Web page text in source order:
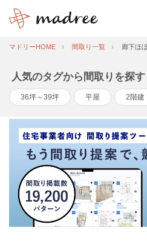
マドリーHOME 間取り一覧 廊下ほ
人気のタグから間取りを探す
36坪～39坪 平屋 2階建